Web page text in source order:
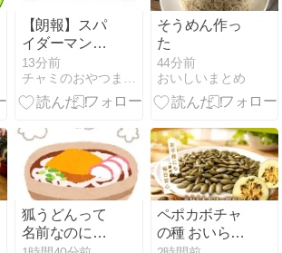
【朗報】スパ
イダーマン×
キットカット
がコラボ！NY
チーズケーキ
で登場
13分前
そうめん作っ
た
44分前
おいしいまとめ
狐うどんって
名前なのに狐
ペポカボチャ
の種 おいらの